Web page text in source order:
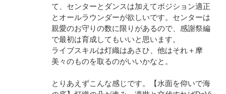
て、センターとダンスは加えてポジション適正
とオールラウンダーが欲しいです。センターは
親愛のお守りの数に限りがあるので、感謝祭編
で最初は育成してもいいと思います。
ライブスキルは灯織はあさひ、他はそれ＋摩
美々のものを取るのがいいかなと。
とりあえずこんな感じです。【水面を仰いで海